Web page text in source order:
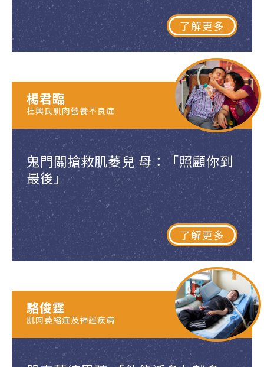
了解更多
鬼門關搶救肌萎兒 母：「照顧你到
最後」
了解更多
楊君臨
杜興氏肌肉營養不良症
駱俊霆
肌肉萎縮症及神經疾病